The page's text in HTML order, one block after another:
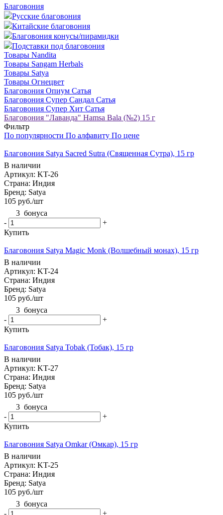
Благовония
Русские благовония
Китайские благовония
Благовония конусы/пирамидки
Подставки под благовония
Товары Nandita
Товары Sangam Herbals
Товары Satya
Товары Огнецвет
Благовония Опиум Сатья
Благовония Супер Сандал Сатья
Благовония Супер Хит Сатья
Благовония "Лаванда" Hamsa Bala (№2) 15 г
Фильтр
По популярности По алфавиту По цене
Благовония Satya Sacred Sutra (Священная Сутра), 15 гр
В наличии
Артикул: KT-26
Страна: Индия
Бренд: Satya
105 руб./шт
3 бонуса
-
+
Купить
Благовония Satya Magic Monk (Волшебный монах), 15 гр
В наличии
Артикул: KT-24
Страна: Индия
Бренд: Satya
105 руб./шт
3 бонуса
-
+
Купить
Благовония Satya Tobak (Тобак), 15 гр
В наличии
Артикул: KT-27
Страна: Индия
Бренд: Satya
105 руб./шт
3 бонуса
-
+
Купить
Благовония Satya Omkar (Омкар), 15 гр
В наличии
Артикул: KT-25
Страна: Индия
Бренд: Satya
105 руб./шт
3 бонуса
-
+